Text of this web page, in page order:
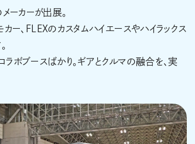
ーカーが出展。
ー、FLEXのカスタムハイエースやハイラックス
ボブースばかり。ギアとクルマの融合を、実